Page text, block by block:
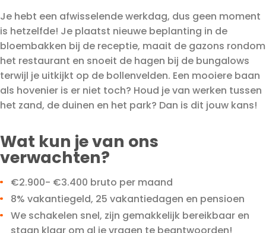
Je hebt een afwisselende werkdag, dus geen moment
is hetzelfde! Je plaatst nieuwe beplanting in de
bloembakken bij de receptie, maait de gazons rondom
het restaurant en snoeit de hagen bij de bungalows
terwijl je uitkijkt op de bollenvelden. Een mooiere baan
als hovenier is er niet toch? Houd je van werken tussen
het zand, de duinen en het park? Dan is dit jouw kans!
Wat kun je van ons
verwachten?
€2.900- €3.400 bruto per maand
8% vakantiegeld, 25 vakantiedagen en pensioen
We schakelen snel, zijn gemakkelijk bereikbaar en